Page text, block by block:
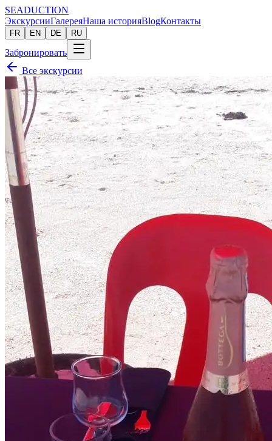
SEADUCTION
ЭкскурсииГалереяНаша историяBlogКонтакты
FR EN DE RU
Забронировать
Все экскурсии